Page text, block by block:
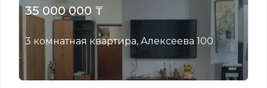
35 000 000 ₸
3 комнатная квартира, Алексеева 100